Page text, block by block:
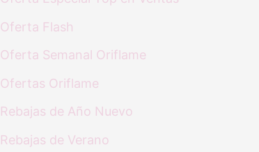
Oferta Flash
Oferta Semanal Oriflame
Ofertas Oriflame
Rebajas de Año Nuevo
Rebajas de Verano